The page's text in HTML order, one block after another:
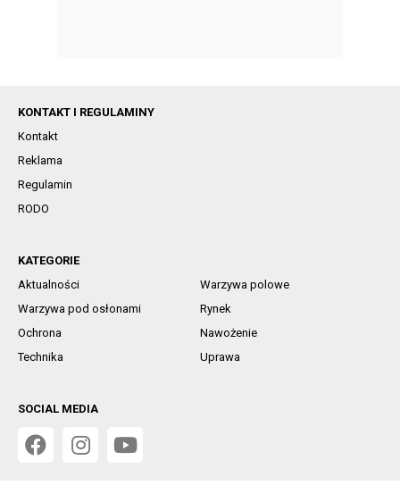
KONTAKT I REGULAMINY
Kontakt
Reklama
Regulamin
RODO
KATEGORIE
Aktualności
Warzywa polowe
Warzywa pod osłonami
Rynek
Ochrona
Nawożenie
Technika
Uprawa
SOCIAL MEDIA